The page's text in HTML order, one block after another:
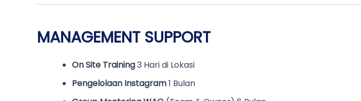
MANAGEMENT SUPPORT
On Site Training3 Hari di Lokasi
Pengelolaan Instagram1 Bulan